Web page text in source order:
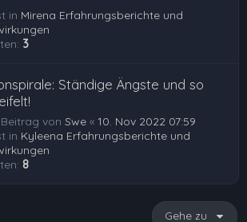
in Mirena Erfahrungsberichte und
3
Ständige Ängste und so
von Swe « 10. Nov 2022 07:59
in Kyleena Erfahrungsberichte und
8
Gehe zu